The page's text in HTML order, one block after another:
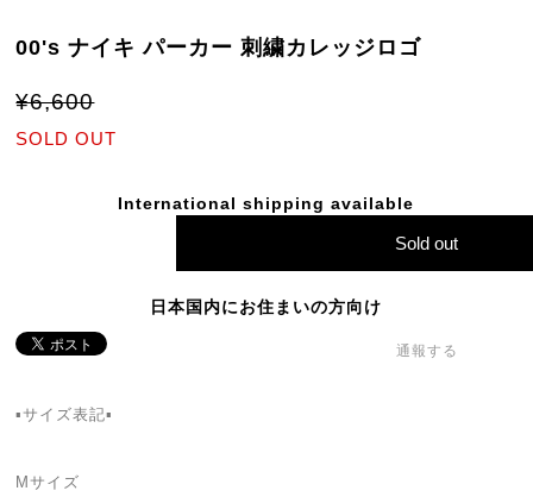
00's ナイキ パーカー 刺繍カレッジロゴ
¥6,600
SOLD OUT
International shipping available
Sold out
日本国内にお住まいの方向け
通報する
▪️サイズ表記▪
Mサイズ